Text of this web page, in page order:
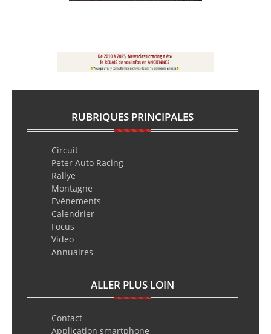
RUBRIQUES PRINCIPALES
Circuit
Peter Auto Racing
Rallye
Montagne
Evènements
Calendrier
Focus
Video
Annuaires
ALLER PLUS LOIN
Contact
Application smartphone